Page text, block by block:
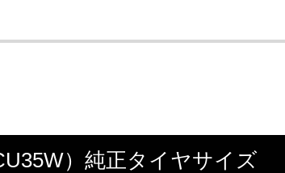
）純正タイヤサイズ